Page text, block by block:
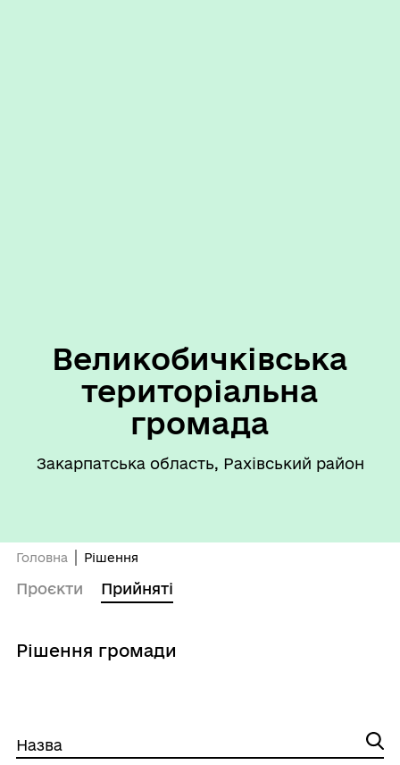
Великобичківська
територіальна
громада
Закарпатська область, Рахівський район
Головна Рішення
Проєкти Прийняті
Рішення громади
Назва